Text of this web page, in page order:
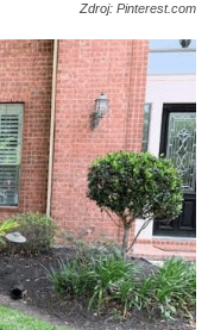
Zdroj: Pinterest.com